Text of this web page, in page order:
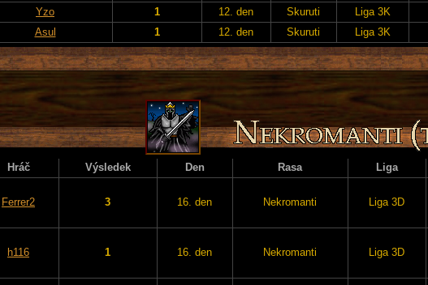
Yzo 1 12. den Skuruti Liga 3K
Asul 1 12. den Skuruti Liga 3K
Hráč Výsledek Den Rasa Liga
Ferrer2 3 16. den Nekromanti Liga 3D
h116 1 16. den Nekromanti Liga 3D